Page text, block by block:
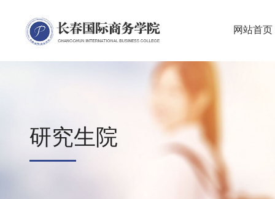
网站首页
研究生院